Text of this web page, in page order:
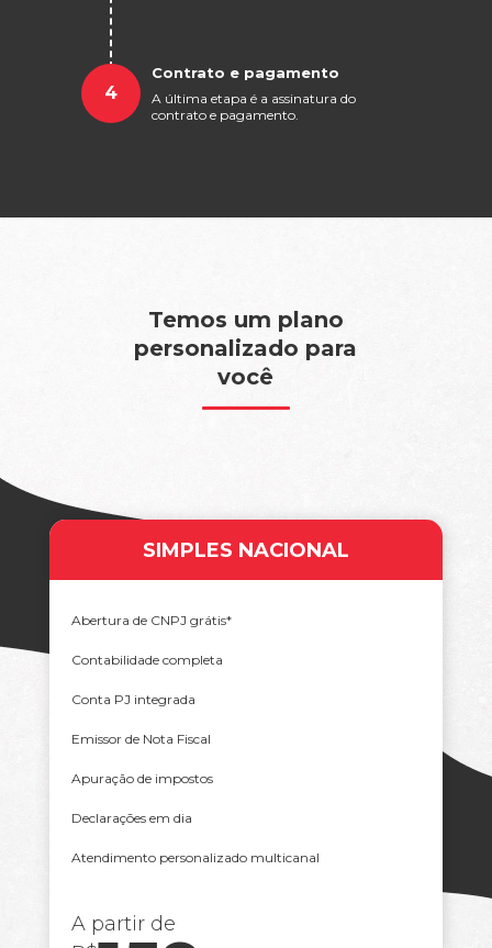
4
Contrato e pagamento
A última etapa é a assinatura do
contrato e pagamento.
Temos um plano
personalizado para
você
SIMPLES NACIONAL
Abertura de CNPJ grátis*
Contabilidade completa
Conta PJ integrada
Emissor de Nota Fiscal
Apuração de impostos
Declarações em dia
Atendimento personalizado multicanal
A partir de